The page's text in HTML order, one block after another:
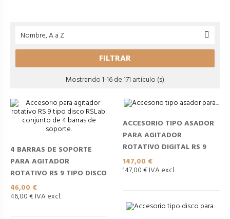
Nombre, A a Z 
FILTRAR
Mostrando 1-16 de 171 artículo (s)
4 BARRAS DE SOPORTE
PARA AGITADOR
ROTATIVO RS 9 TIPO DISCO
Precio
46,00 €
46,00 € IVA excl.
ACCESORIO TIPO ASADOR
PARA AGITADOR
ROTATIVO DIGITAL RS 9
Precio
147,00 €
147,00 € IVA excl.